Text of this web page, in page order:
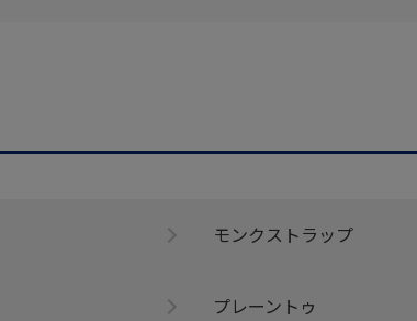
モンクストラップ
プレーントゥ